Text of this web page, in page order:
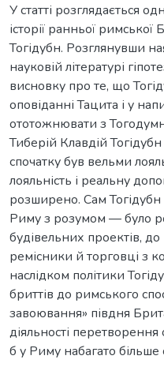
У статті розглядається
історії ранньої
Тогідубн. Розглянувши
науковій літературі
висновку про те, що
оповіданні Тацита і у
ототожнювати з
Тиберій Клавдій
спочатку був вельми
лояльність і реальну
розширено. Сам
Риму з розумом — було
будівельних проектів,
ремісники й торговці з
наслідком політики
бриттів до римського
завоювання» півдня
діяльності
б у Риму набагато більше